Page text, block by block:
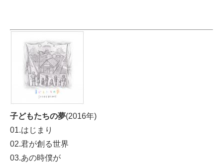
子どもたちの夢(2016年)
01.はじまり
02.君が創る世界
03.あの時僕が